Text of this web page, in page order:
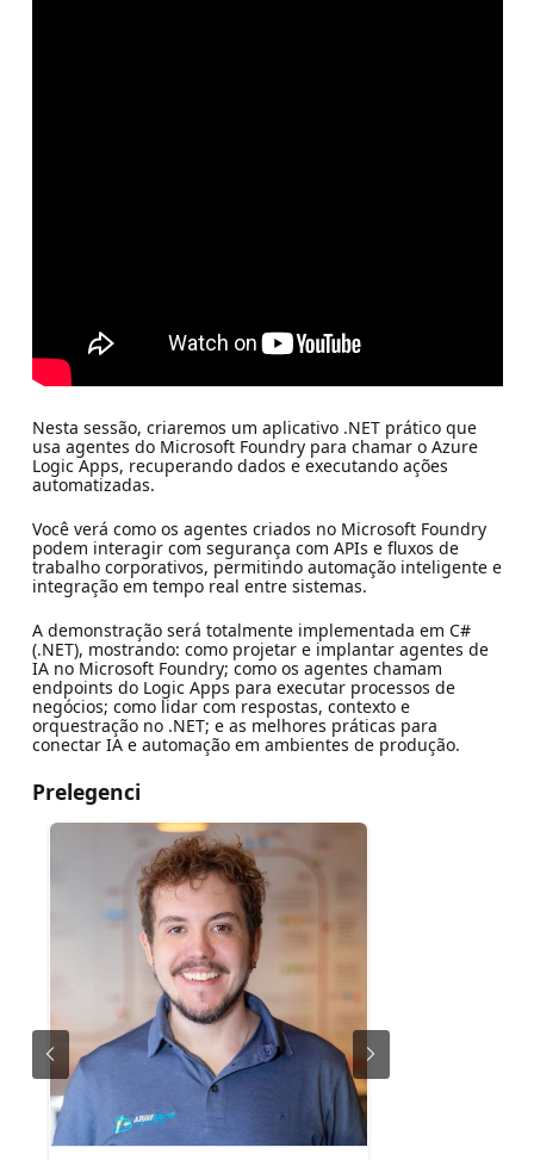
Nesta sessão, criaremos um aplicativo .NET prático que
usa agentes do Microsoft Foundry para chamar o Azure
Logic Apps, recuperando dados e executando ações
automatizadas.
Você verá como os agentes criados no Microsoft Foundry
podem interagir com segurança com APIs e fluxos de
trabalho corporativos, permitindo automação inteligente e
integração em tempo real entre sistemas.
A demonstração será totalmente implementada em C#
(.NET), mostrando: como projetar e implantar agentes de
IA no Microsoft Foundry; como os agentes chamam
endpoints do Logic Apps para executar processos de
negócios; como lidar com respostas, contexto e
orquestração no .NET; e as melhores práticas para
conectar IA e automação em ambientes de produção.
Prelegenci